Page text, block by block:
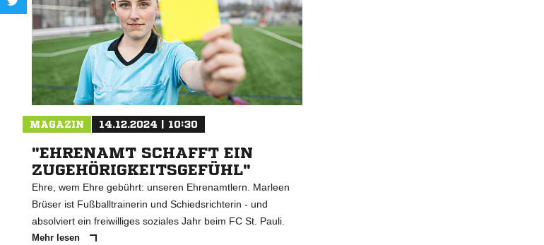
MAGAZIN 14.12.2024 | 10:30
"EHRENAMT SCHAFFT EIN
ZUGEHÖRIGKEITSGEFÜHL"
Ehre, wem Ehre gebührt: unseren Ehrenamtlern. Marleen
Brüser ist Fußballtrainerin und Schiedsrichterin - und
absolviert ein freiwilliges soziales Jahr beim FC St. Pauli.
Mehr lesen